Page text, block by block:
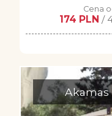
Cena
174 PLN /
Akamas